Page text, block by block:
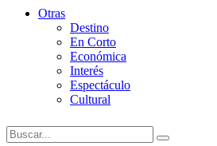
Otras
Destino
En Corto
Económica
Interés
Espectáculo
Cultural